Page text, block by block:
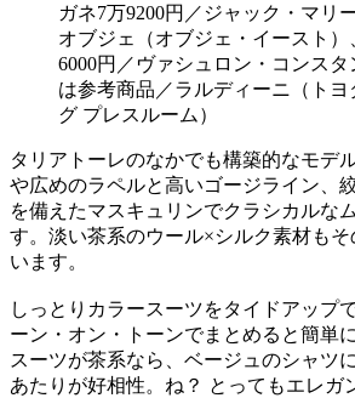
ガネ7万9200円／ジャック・マリ
オブジェ（オブジェ・イースト）
6000円／ヴァシュロン・コンスタ
は参考商品／ラルディーニ（トヨ
グ プレスルーム）
タリアトーレのなかでも構築的なモデ
や広めのラペルと高いゴージライン、
を備えたマスキュリンでクラシカルな
す。淡い茶系のウール×シルク素材も
います。
しっとりカラースーツをタイドアップ
ーン・オン・トーンでまとめると簡単
スーツが茶系なら、ベージュのシャツ
あたりが好相性。ね？ とってもエレガ